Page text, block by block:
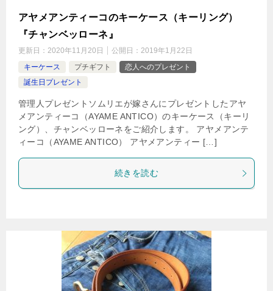
アヤメアンティーコのキーケース（キーリング）
『チャンベッローネ』
更新日： 2020年11月20日 公開日： 2019年1月22日
キーケース
プチギフト
恋人へのプレゼント
誕生日プレゼント
管理人プレゼントソムリエが嫁さんにプレゼントしたアヤ
メアンティーコ（AYAME ANTICO）のキーケース（キーリ
ング）、チャンベッローネをご紹介します。 アヤメアンテ
ィーコ（AYAME ANTICO） アヤメアンティー […]
続きを読む